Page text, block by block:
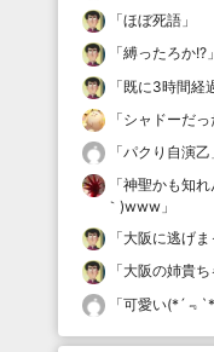
「ほぼ死語 」
「縛ったろか!? 」
「既に3時間経
「シャドーだ
「パクり自演乙
「神聖かも知
｀)www 」
「大阪に逃げま
「大阪の姉貴
「可愛い